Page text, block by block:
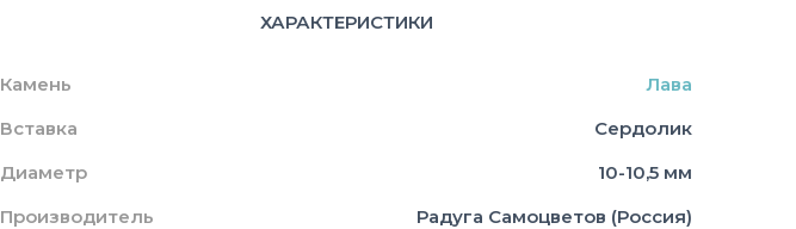
ХАРАКТЕРИСТИКИ
Камень
Лава
Вставка
Сердолик
Диаметр
10-10,5 мм
Производитель
Радуга Самоцветов (Россия)